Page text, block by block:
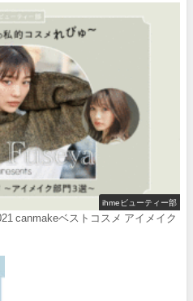
ihmeビューティー部
canmakeベストコスメ アイメイク